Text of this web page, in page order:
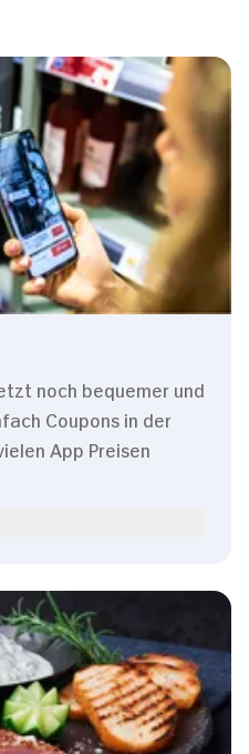
noch bequemer und
Coupons in der
App Preisen